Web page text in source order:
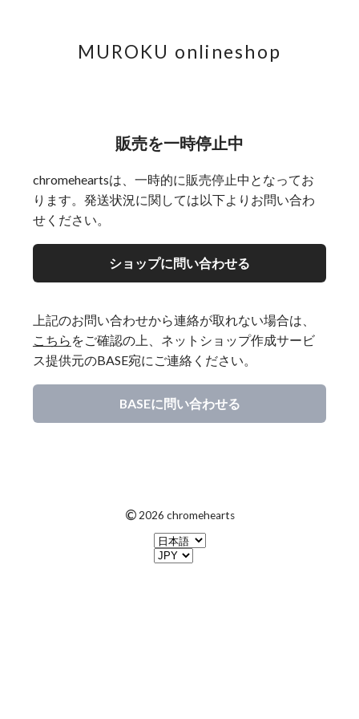
MUROKU onlineshop
販売を一時停止中
chromeheartsは、一時的に販売停止中となってお
ります。発送状況に関しては以下よりお問い合わ
せください。
ショップに問い合わせる
上記のお問い合わせから連絡が取れない場合は、
こちら をご確認の上、ネットショップ作成サービ
ス提供元のBASE宛にご連絡ください。
BASEに問い合わせる
© 2026 chromehearts